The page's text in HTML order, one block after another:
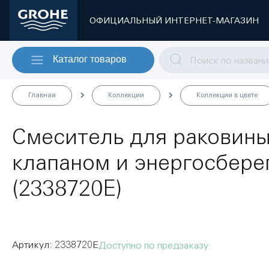
ОФИЦИАЛЬНЫЙ ИНТЕРНЕТ-МАГАЗИН
Каталог товаров
Главная Коллекции Коллекции в цвете
Смеситель для
клапаном и
(2338720E)
Доступно по предзаказу
2338720E